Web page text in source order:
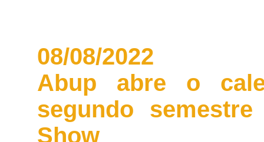
08/08/2022
Abup abre o
segundo
Show